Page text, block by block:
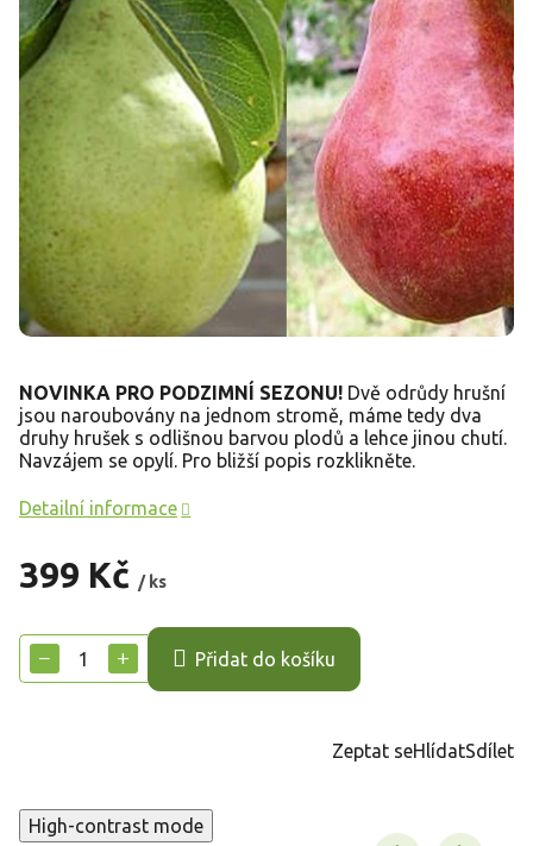
399 Kč / ks
cena:
+
− Přidat do košíku
NOVINKA PRO PODZIMNÍ SEZONU! Dvě odrůdy hrušní
jsou naroubovány na jednom stromě, máme tedy dva
druhy hrušek s odlišnou barvou plodů a lehce jinou chutí.
Navzájem se opylí. Pro bližší popis rozklikněte.
Detailní informace
Zeptat seHlídatSdílet
High-contrast mode